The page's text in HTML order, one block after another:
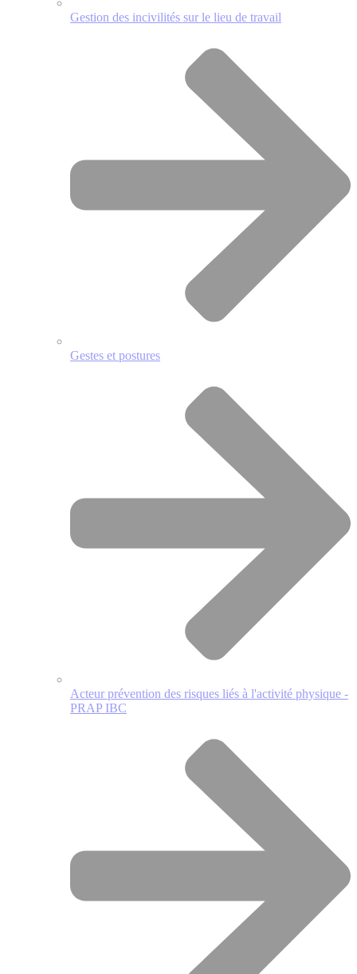
Gestion des incivilités sur le lieu de travail
Gestes et postures
Acteur prévention des risques liés à l'activité physique -
PRAP IBC